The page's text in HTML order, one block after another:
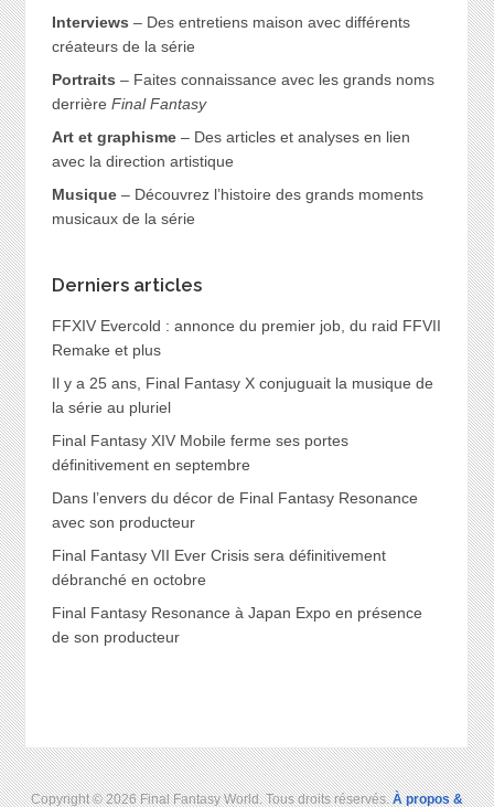
Interviews – Des entretiens maison avec différents
créateurs de la série
Portraits – Faites connaissance avec les grands noms
derrière Final Fantasy
Art et graphisme– Des articles et analyses en lien
avec la direction artistique
Musique– Découvrez l’histoire des grands moments
musicaux de la série
Derniers articles
FFXIV Evercold : annonce du premier job, du raid FFVII
Remake et plus
Il y a 25 ans, Final Fantasy X conjuguait la musique de
la série au pluriel
Final Fantasy XIV Mobile ferme ses portes
définitivement en septembre
Dans l’envers du décor de Final Fantasy Resonance
avec son producteur
Final Fantasy VII Ever Crisis sera définitivement
débranché en octobre
Final Fantasy Resonance à Japan Expo en présence
de son producteur
Copyright © 2026 Final Fantasy World. Tous droits réservés.À propos &